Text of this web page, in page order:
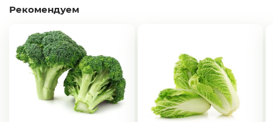
Сыры
Молоко, молочные продукты
Рекомендуем